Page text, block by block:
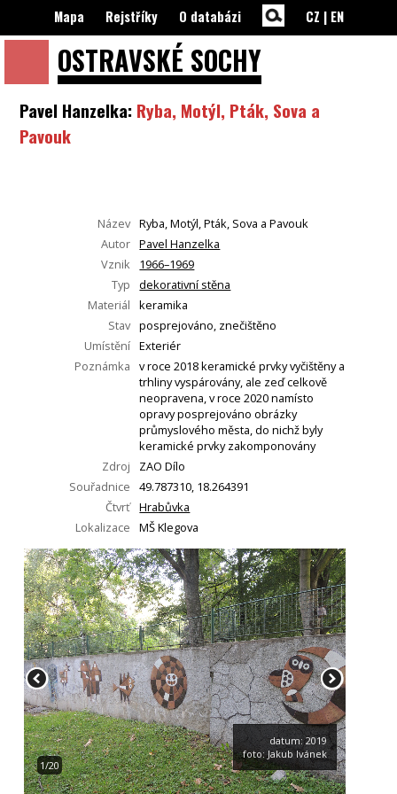
OSTRAVSKÉ SOCHY
Mapa Rejstříky O databázi CZ | EN
Pavel Hanzelka: Ryba, Motýl, Pták, Sova a
Pavouk
Název Ryba, Motýl, Pták, Sova a Pavouk
Autor Pavel Hanzelka
Vznik
1966–1969
Typ
dekorativní stěna
Materiál
keramika
Stav posprejováno, znečištěno
Umístění Exteriér
Poznámka
v roce 2018 keramické prvky vyčištěny a
trhliny vyspárovány, ale zeď celkově
neopravena, v roce 2020 namísto
opravy posprejováno obrázky
průmyslového města, do nichž byly
keramické prvky zakomponovány
Zdroj
ZAO Dílo
Souřadnice
49.787310, 18.264391
Čtvrť Hrabůvka
Lokalizace
MŠ Klegova
1/20
datum: 2019
foto: Jakub Ivánek